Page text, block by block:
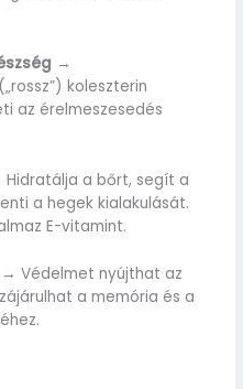
→
koleszterin
az érelmeszesedés
Hidratálja a bőrt, segít a
a hegek kialakulását.
E-vitamint.
→ Védelmet nyújthat az
a memória és a